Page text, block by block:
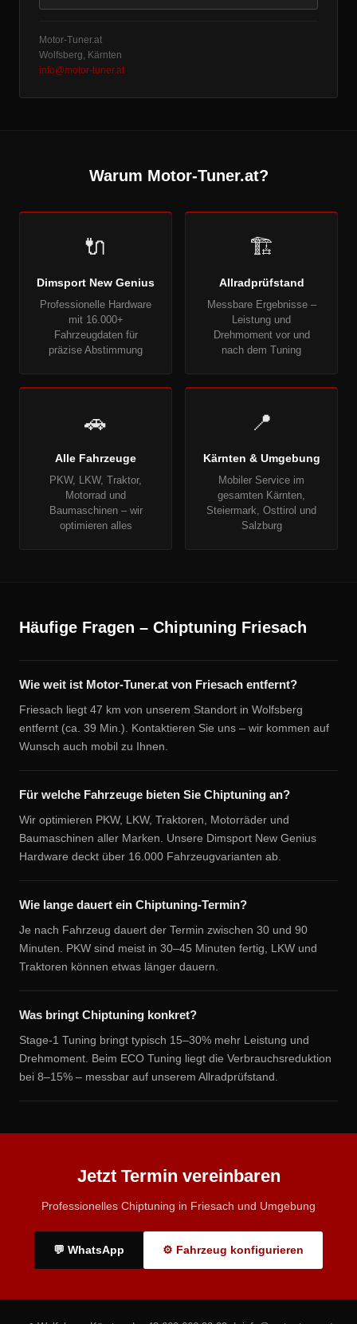
Motor-Tuner.at
Wolfsberg, Kärnten
info@motor-tuner.at
Warum Motor-Tuner.at?
🔌
Dimsport New Genius
Professionelle Hardware
mit 16.000+
Fahrzeugdaten für
präzise Abstimmung
🏗
Allradprüfstand
Messbare Ergebnisse –
Leistung und
Drehmoment vor und
nach dem Tuning
🚗
Alle Fahrzeuge
PKW, LKW, Traktor,
Motorrad und
Baumaschinen – wir
optimieren alles
📍
Kärnten & Umgebung
Mobiler Service im
gesamten Kärnten,
Steiermark, Osttirol und
Salzburg
Häufige Fragen – Chiptuning Friesach
Wie weit ist Motor-Tuner.at von Friesach entfernt?
Friesach liegt 47 km von unserem Standort in Wolfsberg
entfernt (ca. 39 Min.). Kontaktieren Sie uns – wir kommen auf
Wunsch auch mobil zu Ihnen.
Für welche Fahrzeuge bieten Sie Chiptuning an?
Wir optimieren PKW, LKW, Traktoren, Motorräder und
Baumaschinen aller Marken. Unsere Dimsport New Genius
Hardware deckt über 16.000 Fahrzeugvarianten ab.
Wie lange dauert ein Chiptuning-Termin?
Je nach Fahrzeug dauert der Termin zwischen 30 und 90
Minuten. PKW sind meist in 30–45 Minuten fertig, LKW und
Traktoren können etwas länger dauern.
Was bringt Chiptuning konkret?
Stage-1 Tuning bringt typisch 15–30% mehr Leistung und
Drehmoment. Beim ECO Tuning liegt die Verbrauchsreduktion
bei 8–15% – messbar auf unserem Allradprüfstand.
Jetzt Termin vereinbaren
Professionelles Chiptuning in Friesach und Umgebung
💬 WhatsApp ⚙ Fahrzeug konfigurieren